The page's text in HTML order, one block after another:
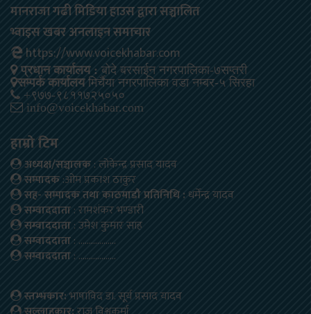
मानराजा गढी मिडिया हाउस द्वारा सञ्चालित
भ्वाइस खबर अनलाइन समाचार
https://www.voicekhabar.com
प्रधान कार्यालय : बोदे बरसाईन नगरपालिका-७सप्तरी
सम्पर्क कार्यालयमिर्चैया नगरपालिका वडा नम्बर-५ सिरहा
+९७७-९८११७२५०५०
info@voicekhabar.com
हाम्रो टिम
अध्यक्ष/सञ्चालक: लोकेन्द्र प्रसाद यादव
सम्पादक:ओम प्रकाश ठाकुर
सह- सम्पादक तथा काठमाडौ प्रतिनिधि : धर्मेन्द्र यादव
सम्वाददाता: रामशंकर भण्डारी
सम्वाददाता: उमेश कुमार साह
सम्वाददाता: ………………
सम्वाददाता: ………………
स्तम्भकार:भाषाविद डा. सूर्य प्रसाद यादव